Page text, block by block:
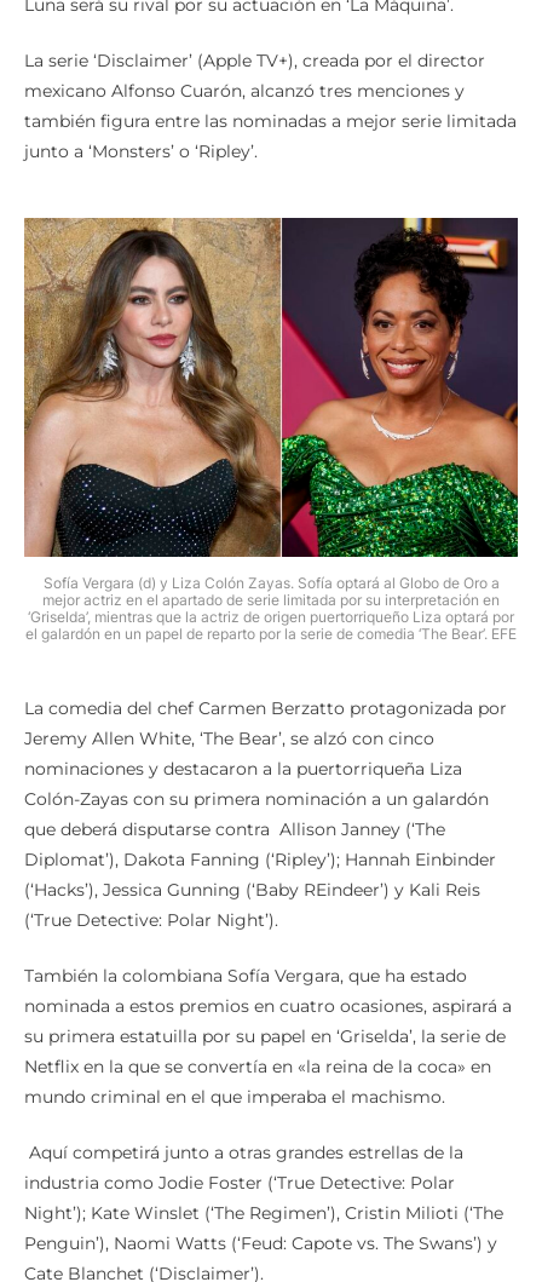
mexicano Alfonso Cuarón, alcanzó tres menciones y
también figura entre las nominadas a mejor serie limitada
junto a ‘Monsters’ o ‘Ripley’.
Sofía Vergara (d) y Liza Colón Zayas. Sofía optará al Globo de Oro a
‘Griselda’, mientras que la actriz de origen puertorriqueño Liza optará por
el galardón en un papel de reparto por la serie de comedia ‘The Bear’. EFE
Jeremy Allen White, ‘The Bear’, se alzó con cinco
nominaciones y destacaron a la puertorriqueña Liza
Colón-Zayas con su primera nominación a un galardón
que deberá disputarse contra Allison Janney (‘The
Diplomat’), Dakota Fanning (‘Ripley’); Hannah Einbinder
(‘Hacks’), Jessica Gunning (‘Baby REindeer’) y Kali Reis
(‘True Detective: Polar Night’).
nominada a estos premios en cuatro ocasiones, aspirará a
su primera estatuilla por su papel en ‘Griselda’, la serie de
Netflix en la que se convertía en «la reina de la coca» en
mundo criminal en el que imperaba el machismo.
industria como Jodie Foster (‘True Detective: Polar
Night’); Kate Winslet (‘The Regimen’), Cristin Milioti (‘The
Penguin’), Naomi Watts (‘Feud: Capote vs. The Swans’) y
Cate Blanchet (‘Disclaimer’).